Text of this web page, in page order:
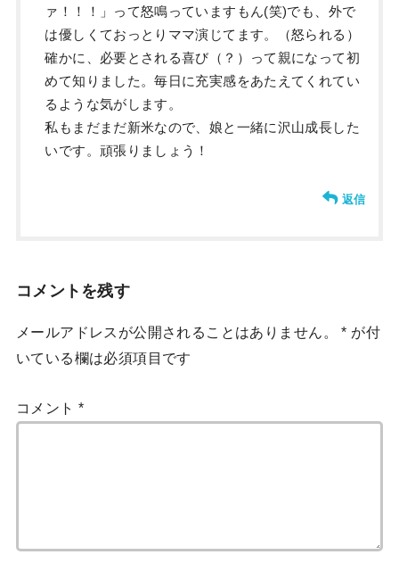
ァ！！！」って怒鳴っていますもん(笑)でも、外で
は優しくておっとりママ演じてます。（怒られる）
確かに、必要とされる喜び（？）って親になって初
めて知りました。毎日に充実感をあたえてくれてい
るような気がします。
私もまだまだ新米なので、娘と一緒に沢山成長した
いです。頑張りましょう！
返信
コメントを残す
メールアドレスが公開されることはありません。 * が付
いている欄は必須項目です
コメント *